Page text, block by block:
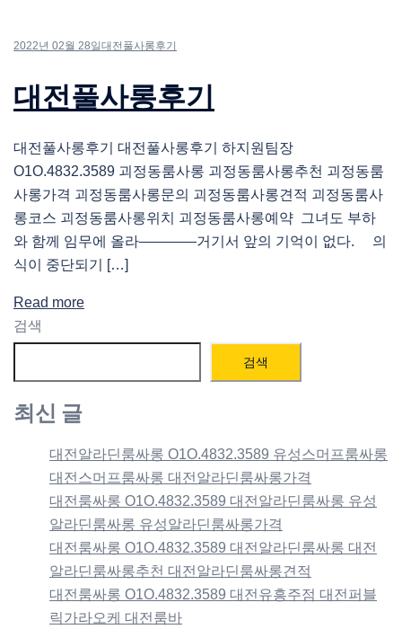
2022년 02월 28일 대전풀사롱후기
대전풀사롱후기
대전풀사롱후기 대전풀사롱후기 하지원팀장
O1O.4832.3589 괴정동룸사롱 괴정동룸사롱추천 괴정동룸
사롱가격 괴정동룸사롱문의 괴정동룸사롱견적 괴정동룸사
롱코스 괴정동룸사롱위치 괴정동룸사롱예약 그녀도 부하
와 함께 임무에 올라――――거기서 앞의 기억이 없다. 의
식이 중단되기 […]
Read more
검색
검색
최신 글
대전알라딘룸싸롱 O1O.4832.3589 유성스머프룸싸롱
대전스머프룸싸롱 대전알라딘룸싸롱가격
대전룸싸롱 O1O.4832.3589 대전알라딘룸싸롱 유성
알라딘룸싸롱 유성알라딘룸싸롱가격
대전룸싸롱 O1O.4832.3589 대전알라딘룸싸롱 대전
알라딘룸싸롱추천 대전알라딘룸싸롱견적
대전룸싸롱 O1O.4832.3589 대전유흥주점 대전퍼블
릭가라오케 대전룸바